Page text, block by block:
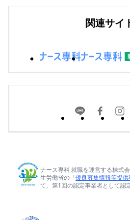
関連サイ
ナース専科 就職を運営する株式
生労働省の「優良募集情報等提
て、第1回の認定事業者として認